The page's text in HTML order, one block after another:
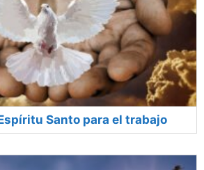
Santo para el trabajo